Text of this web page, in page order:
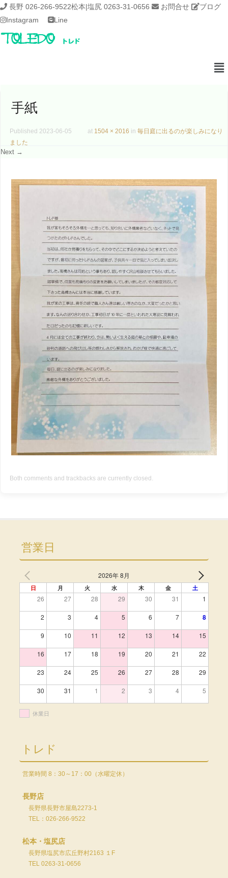
長野 026-266-9522松本|塩尻 0263-31-0656 お問合せ
ブログ
Instagram
Line
手紙
Published 2023-06-05 at 1504 × 2016 in 毎日庭に出るのが楽しみになり
ました
Next →
Both comments and trackbacks are currently closed.
営業日
2026年 8月
日 月 火 水 木 金 土
26 27 28 29 30 31 1
2 3 4 5 6 7 8
9 10 11 12 13 14 15
16 17 18 19 20 21 22
23 24 25 26 27 28 29
30 31 1 2 3 4 5
休業日
トレド
営業時間 8：30～17：00（水曜定休）
長野店
長野県長野市屋島2273-1
TEL：026-266-9522
松本・塩尻店
長野県塩尻市広丘野村2163 １F
TEL 0263-31-0656